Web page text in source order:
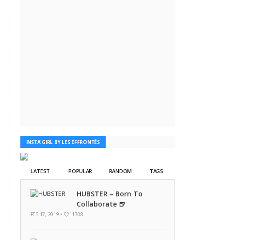
INSTA'GIRL BY LES EFFRONTÉS
LATEST POPULAR RANDOM TAGS
HUBSTER – Born To
Collaborate 🍺
FEB 17, 2019 • 11308